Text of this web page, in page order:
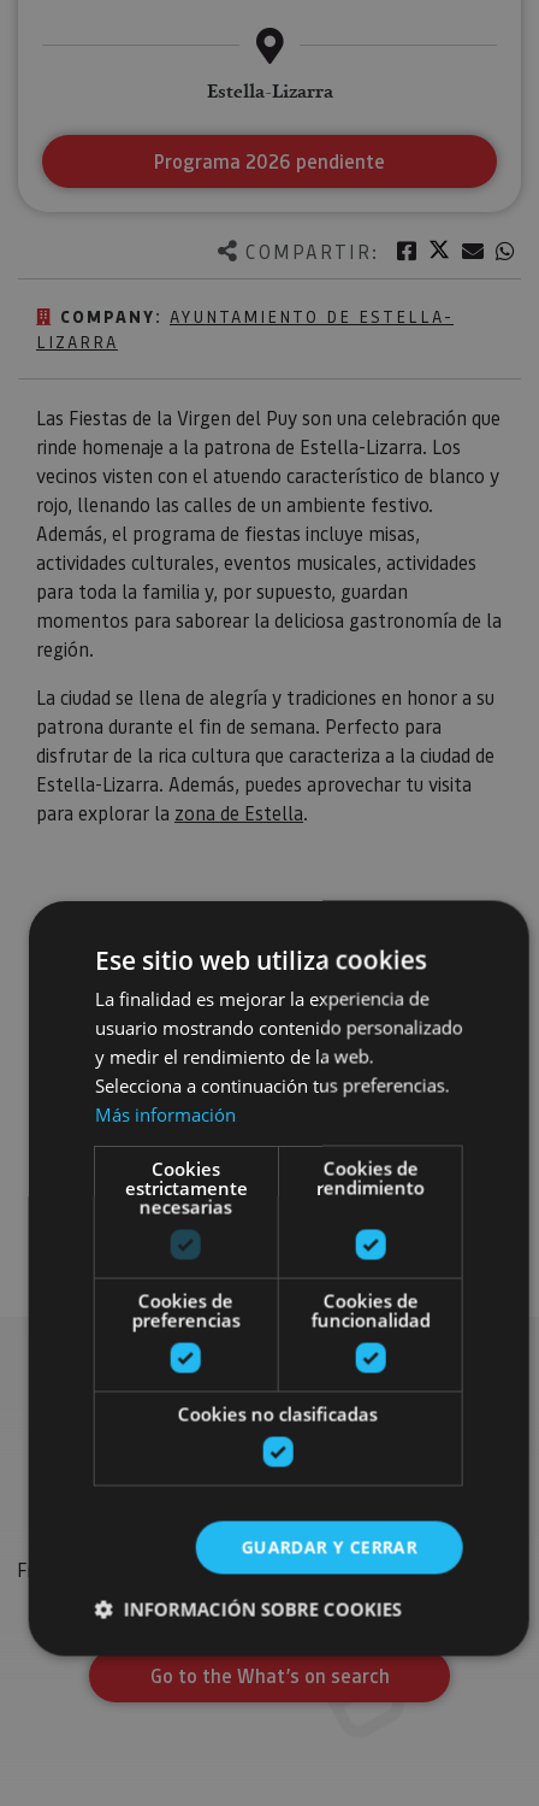
COMPARTIR: Facebook
Twitter
COMPANY: AYUNTAMIENTO DE ESTELLA-
LIZARRA
Las Fiestas de la Virgen del Puy son una celebración que
rinde homenaje a la patrona de Estella-Lizarra. Los
vecinos visten con el atuendo característico de blanco y
rojo, llenando las calles de un ambiente festivo.
Además, el programa de fiestas incluye misas,
actividades culturales, eventos musicales, actividades
para toda la familia y, por supuesto, guardan
momentos para saborear la deliciosa gastronomía de la
región.
La ciudad se llena de alegría y tradiciones en honor a su
patrona durante el fin de semana. Perfecto para
disfrutar de la rica cultura que caracteriza a la ciudad de
Estella-Lizarra. Además, puedes aprovechar tu visita
para explorar la zona de Estella.
Estella-Lizarra
Programa 2026 pendiente
Search for more
festivals and events
Find the most important festivals, shows and events on the
calendar to complete your trip in Navarre.
Go to the What’s on search
Ese sitio web utiliza cookies
La finalidad es mejorar la experiencia de
usuario mostrando contenido personalizado
y medir el rendimiento de la web.
Selecciona a continuación tus preferencias.
Más información
Cookies
estrictamente
necesarias
Cookies de
rendimiento
Cookies de
preferencias
Cookies de
funcionalidad
Cookies no clasificadas
GUARDAR Y CERRAR
INFORMACIÓN SOBRE COOKIES
Cookies estrictamente necesarias